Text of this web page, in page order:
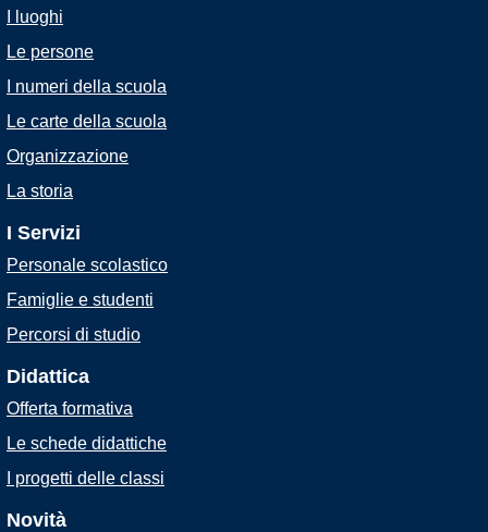
I luoghi
Le persone
I numeri della scuola
Le carte della scuola
Organizzazione
La storia
I Servizi
Personale scolastico
Famiglie e studenti
Percorsi di studio
Didattica
Offerta formativa
Le schede didattiche
I progetti delle classi
Novità